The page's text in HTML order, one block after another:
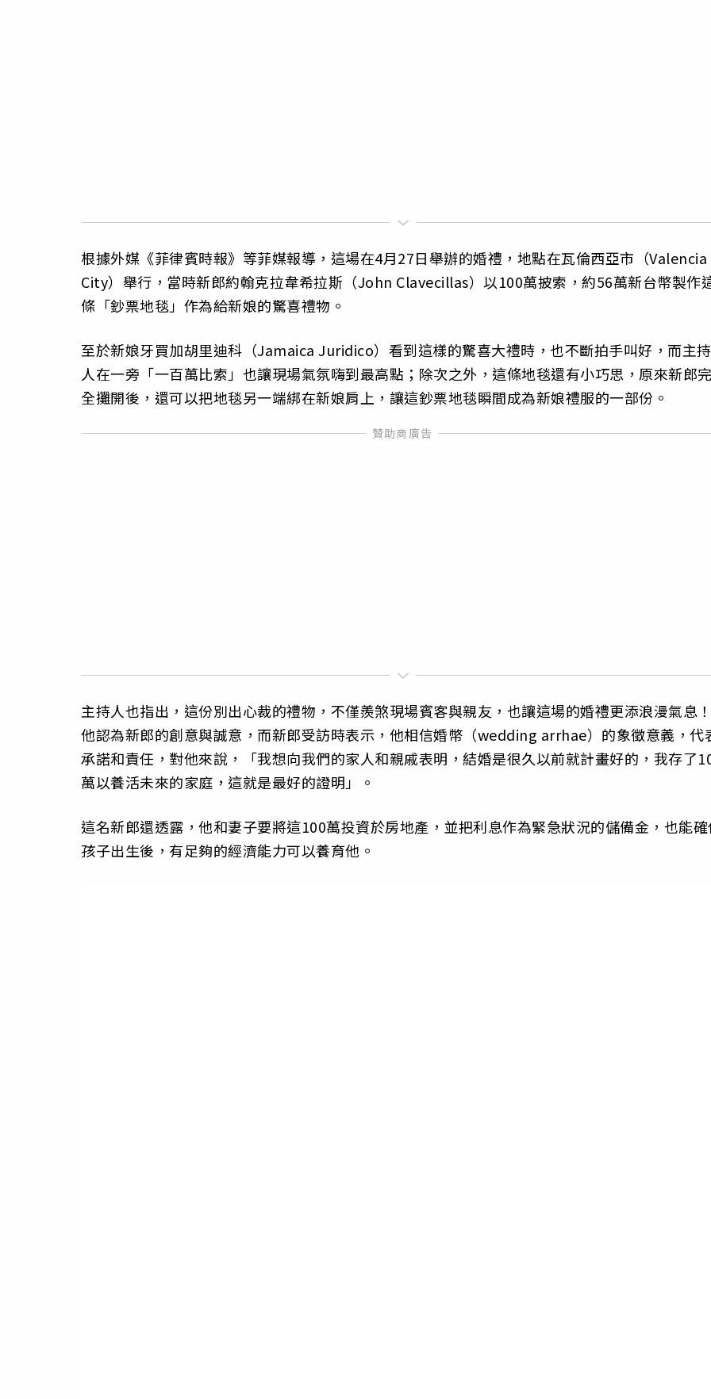
根據外媒《菲律賓時報》等菲媒報導，這場在4月27日舉辦的婚禮，地點在瓦倫西亞市（Valencia
City）舉行，當時新郎約翰克拉韋希拉斯（John Clavecillas）以100萬披索，約56萬新台幣製作
條「鈔票地毯」作為給新娘的驚喜禮物。
至於新娘牙買加胡里迪科（Jamaica Juridico）看到這樣的驚喜大禮時，也不斷拍手叫好，而主持
人在一旁「一百萬比索」也讓現場氣氛嗨到最高點；除次之外，這條地毯還有小巧思，原來新郎
全攤開後，還可以把地毯另一端綁在新娘肩上，讓這鈔票地毯瞬間成為新娘禮服的一部份。
主持人也指出，這份別出心裁的禮物，不僅羨煞現場賓客與親友，也讓這場的婚禮更添浪漫氣息
他認為新郎的創意與誠意，而新郎受訪時表示，他相信婚幣（wedding arrhae）的象徵意義，代
承諾和責任，對他來說，「我想向我們的家人和親戚表明，結婚是很久以前就計畫好的，我存了
萬以養活未來的家庭，這就是最好的證明」。
這名新郎還透露，他和妻子要將這100萬投資於房地產，並把利息作為緊急狀況的儲備金，也能
孩子出生後，有足夠的經濟能力可以養育他。